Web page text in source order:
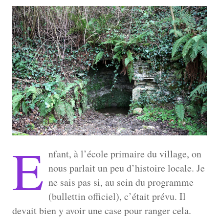
fontaines
romaines
–
Souvenir
d’enfance
E nfant, à l’école primaire du village, on
nous parlait un peu d’histoire locale. Je
ne sais pas si, au sein du programme
(bullettin officiel), c’était prévu. Il
devait bien y avoir une case pour ranger cela.